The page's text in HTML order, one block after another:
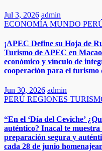
Jul 3, 2026 admin
ECONOMÍA MUNDO
¡APEC Define su Hoja de
Turismo de APEC en
económico y vínculo de
cooperación para el turismo
Jun 30, 2026 admin
PERÚ REGIONES
“En el ‘Día del Ceviche’
auténtico? Inacal te
preparación segura y
cada 28 de junio